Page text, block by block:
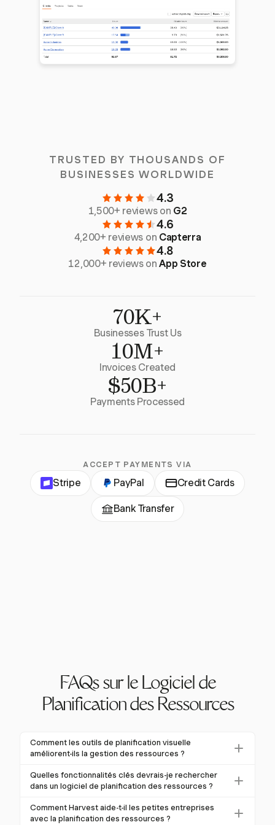
TRUSTED BY THOUSANDS OF
BUSINESSES WORLDWIDE
4.3
1,500+ reviews on G2
4.6
4,200+ reviews on Capterra
4.8
12,000+ reviews onApp Store
70K+
Businesses Trust Us
10M+
Invoices Created
$50B+
Payments Processed
ACCEPT PAYMENTS VIA
Stripe PayPal Credit Cards
Bank Transfer
FAQs sur le Logiciel de
Planification des Ressources
Comment les outils de planification visuelle
améliorent-ils la gestion des ressources ?
Les outils de planification visuelle comme les
diagrammes de Gantt et les tableaux Kanban
une clarté instantanée sur les attributions de tâches à
Quelles fonctionnalités clés devrais-je rechercher
dans un logiciel de planification des ressources ?
Les fonctionnalités clés à rechercher incluent la
planification de capacité, le suivi des compétences,
Comment Harvest aide-t-il les petites entreprises
avec la planification des ressources ?